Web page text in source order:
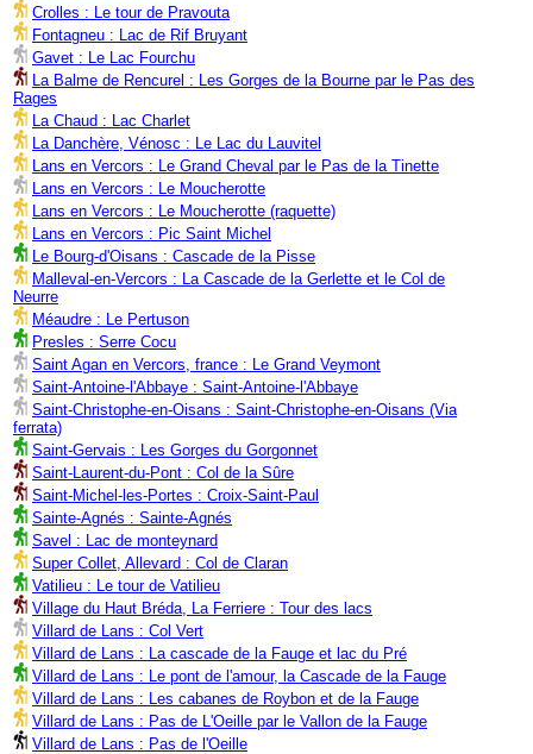
Crolles : Le tour de Pravouta
Fontagneu : Lac de Rif Bruyant
Gavet : Le Lac Fourchu
La Balme de Rencurel : Les Gorges de la Bourne par le Pas des
Rages
La Chaud : Lac Charlet
La Danchère, Vénosc : Le Lac du Lauvitel
Lans en Vercors : Le Grand Cheval par le Pas de la Tinette
Lans en Vercors : Le Moucherotte
Lans en Vercors : Le Moucherotte (raquette)
Lans en Vercors : Pic Saint Michel
Le Bourg-d'Oisans : Cascade de la Pisse
Malleval-en-Vercors : La Cascade de la Gerlette et le Col de
Neurre
Méaudre : Le Pertuson
Presles : Serre Cocu
Saint Agan en Vercors, france : Le Grand Veymont
Saint-Antoine-l'Abbaye : Saint-Antoine-l'Abbaye
Saint-Christophe-en-Oisans : Saint-Christophe-en-Oisans (Via
ferrata)
Saint-Gervais : Les Gorges du Gorgonnet
Saint-Laurent-du-Pont : Col de la Sûre
Saint-Michel-les-Portes : Croix-Saint-Paul
Sainte-Agnés : Sainte-Agnés
Savel : Lac de monteynard
Super Collet, Allevard : Col de Claran
Vatilieu : Le tour de Vatilieu
Village du Haut Bréda, La Ferriere : Tour des lacs
Villard de Lans : Col Vert
Villard de Lans : La cascade de la Fauge et lac du Pré
Villard de Lans : Le pont de l'amour, la Cascade de la Fauge
Villard de Lans : Les cabanes de Roybon et de la Fauge
Villard de Lans : Pas de L'Oeille par le Vallon de la Fauge
Villard de Lans : Pas de l'Oeille